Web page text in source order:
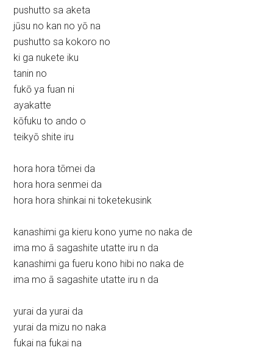
pushutto sa aketa
jūsu no kan no yō na
pushutto sa kokoro no
ki ga nukete iku
tanin no
fukō ya fuan ni
ayakatte
kōfuku to ando o
teikyō shite iru
hora hora tōmei da
hora hora senmei da
hora hora shinkai ni toketekusink
kanashimi ga kieru kono yume no naka de
ima mo ā sagashite utatte iru n da
kanashimi ga fueru kono hibi no naka de
ima mo ā sagashite utatte iru n da
yurai da yurai da
yurai da mizu no naka
fukai na fukai na